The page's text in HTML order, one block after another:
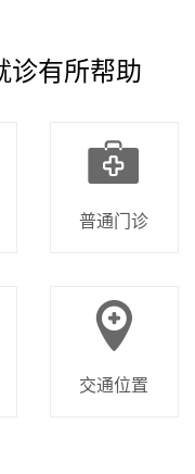
诊有所帮助
普通门诊
交通位置